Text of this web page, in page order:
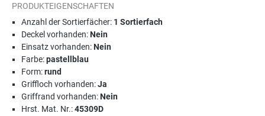
PRODUKTEIGENSCHAFTEN
Anzahl der Sortierfächer: 1 Sortierfach
Deckel vorhanden:Nein
Einsatz vorhanden:Nein
Farbe:pastellblau
Form:rund
Griffloch vorhanden:Ja
Griffrand vorhanden:Nein
Hrst. Mat. Nr.:45309D